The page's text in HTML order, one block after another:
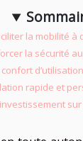
la mobilité à
la sécurité
confort
rapide et